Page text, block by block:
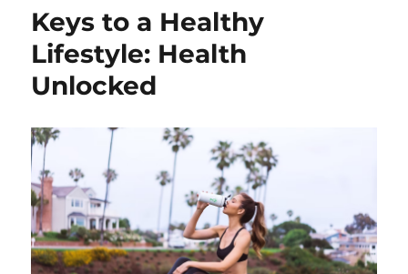
Keys to a Healthy
Lifestyle: Health
Unlocked